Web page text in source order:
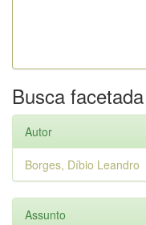
Busca facetada
Autor
Borges, Díbio Leandro
Assunto